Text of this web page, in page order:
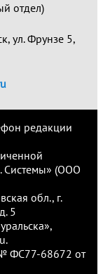
отдел)
ул. Фрунзе 5,
редакции
Системы» (ООО
обл., г.
5
ФС77-68672 от